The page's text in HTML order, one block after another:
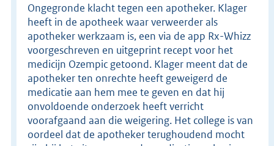
Ongegronde klacht tegen een apotheker. Klager
heeft in de apotheek waar verweerder als
apotheker werkzaam is, een via de app Rx-Whizz
voorgeschreven en uitgeprint recept voor het
medicijn Ozempic getoond. Klager meent dat de
apotheker ten onrechte heeft geweigerd de
medicatie aan hem mee te geven en dat hij
onvoldoende onderzoek heeft verricht
voorafgaand aan die weigering. Het college is van
oordeel dat de apotheker terughoudend mocht